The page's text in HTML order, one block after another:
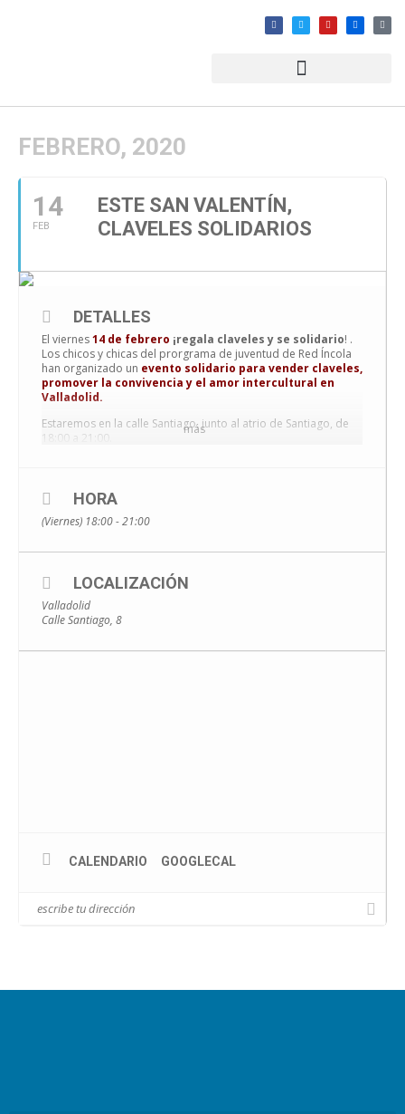
FEBRERO, 2020
14
FEB
ESTE SAN VALENTÍN,
CLAVELES SOLIDARIOS
más
DETALLES
El viernes14 de febrero ¡regala claveles y se solidario! .
Los chicos y chicas del prorgrama de juventud de Red Íncola
han organizado un evento solidario para vender claveles,
promover la convivencia y el amor intercultural en
Valladolid.
Estaremos en la calle Santiago, junto al atrio de Santiago, de
18:00 a 21:00.
¡Este San Valentín, sorprende con un regalo y colabora
con la interculturalidad!
HORA
(Viernes) 18:00 - 21:00
LOCALIZACIÓN
Valladolid
Calle Santiago, 8
CALENDARIO GOOGLECAL